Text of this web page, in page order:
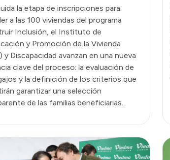
la etapa de inscripciones para
a las 100 viviendas del programa
Inclusión, el Instituto de
y Promoción de la Vivienda
y Discapacidad avanzan en una nueva
clave del proceso: la evaluación de
y la definición de los criterios que
garantizar una selección
de las familias beneficiarias.